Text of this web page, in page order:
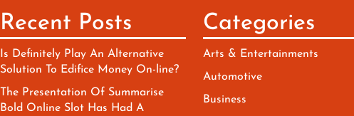
Recent Posts
Is Definitely Play An Alternative
Solution To Edifice Money On-line?
The Presentation Of Summarise
Bold Online Slot Has Had A
Categories
Arts & Entertainments
Automotive
Business